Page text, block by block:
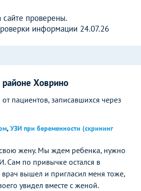
проверены.
информации 24.07.26
Ховрино
пациентов, записавшихся через
, УЗИ при беременности (скрининг
жену. Мы ждем ребенка, нужно
Сам по привычке остался в
вышел и пригласил меня тоже,
увидел вместе с женой.